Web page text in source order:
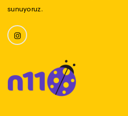
sunuyoruz.